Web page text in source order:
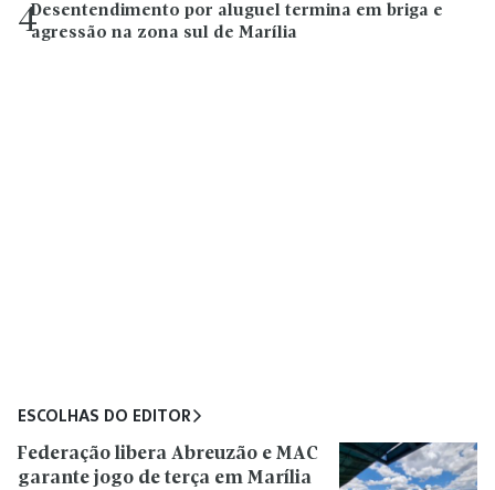
4Desentendimento por aluguel termina em briga e
agressão na zona sul de Marília
ESCOLHAS DO EDITOR
Federação libera Abreuzão e MAC
garante jogo de terça em Marília